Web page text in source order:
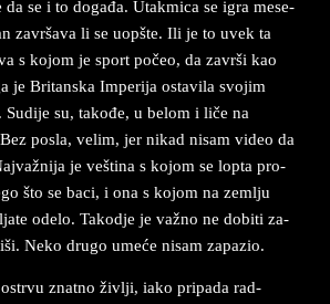
da se i to događa. Utak­mi­ca se igra me­se­
za­vr­ša­va li se uopšte. Ili je to uvek ta
s ko­jom je sport po­čeo, da za­vr­ši kao
je Bri­tan­ska Im­pe­ri­ja osta­vi­la svo­jim
su, takođe, u be­lom i liče na
po­sla, ve­lim, jer ni­kad ni­sam vi­deo da
je veština s ko­jom se lop­ta pro­
što se baci, i ona s ko­jom na zem­lju
ode­lo. Ta­ko­dje je važno ne do­bi­ti za­
Neko dru­go umeće ni­sam za­pa­zio.
znat­no živ­lji, iako pri­pa­da rad­